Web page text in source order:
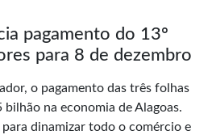
pagamento do 13º
para 8 de dezembro
o pagamento das três folhas
na economia de Alagoas.
dinamizar todo o comércio e